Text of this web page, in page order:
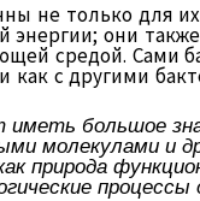
не только для
энергии; они
средой. Сами
как с другими
большое
молекулами и
природа